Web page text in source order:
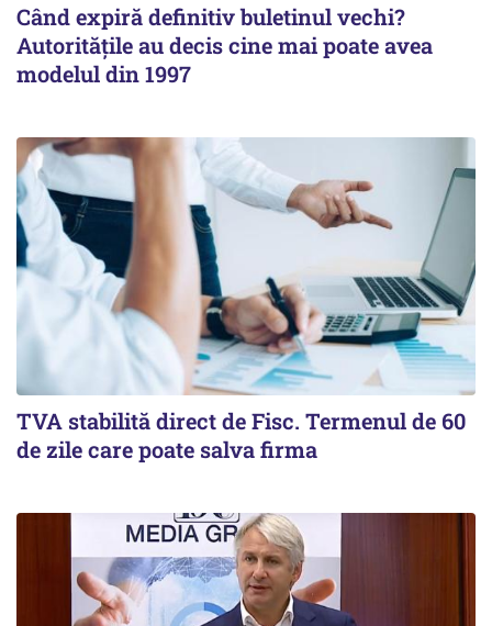
Când expiră definitiv buletinul vechi?
Autoritățile au decis cine mai poate avea
modelul din 1997
TVA stabilită direct de Fisc. Termenul de 60
de zile care poate salva firma